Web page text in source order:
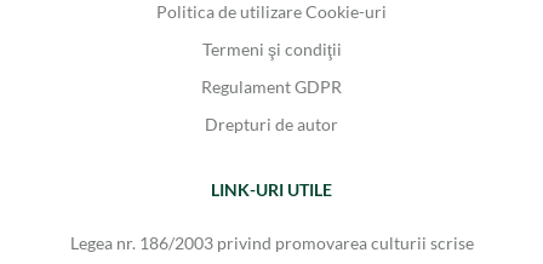
Politica de utilizare Cookie-uri
Termeni şi condiţii
Regulament GDPR
Drepturi de autor
LINK-URI UTILE
Legea nr. 186/2003 privind promovarea culturii scrise